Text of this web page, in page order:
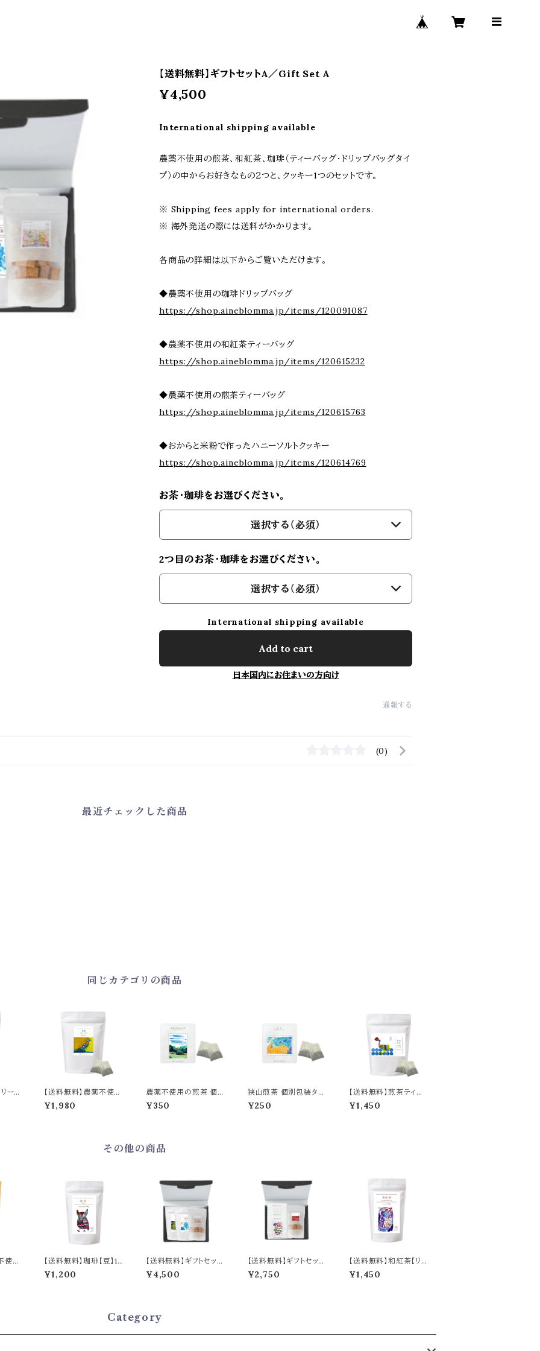
【送料無料】ギフトセットA／Gift Set A
¥4,500
International shipping available
農薬不使用の煎茶、和紅茶、珈琲（ティーバッグ・ドリップバッグタイ
プ）の中からお好きなもの２つと、クッキー1つのセットです。
※ Shipping fees apply for international orders.
※ 海外発送の際には送料がかかります。
各商品の詳細は以下からご覧いただけます。
◆農薬不使用の珈琲ドリップバッグ
https://shop.aineblomma.jp/items/120091087
◆農薬不使用の和紅茶ティーバッグ
https://shop.aineblomma.jp/items/120615232
◆農薬不使用の煎茶ティーバッグ
https://shop.aineblomma.jp/items/120615763
◆おからと米粉で作ったハニーソルトクッキー
https://shop.aineblomma.jp/items/120614769
お茶・珈琲をお選びください。
選択する（必須）
2つ目のお茶・珈琲をお選びください。
選択する（必須）
International shipping available
Add to cart
日本国内にお住まいの方向け
通報する
(0)
最近チェックした商品
同じカテゴリの商品
ー
【送料無料】農薬不使用
の煎茶ティーバッグ18個
入り／Pesticide-Free
¥1,980
農薬不使用の煎茶 個別
包装タイプ ティーバッグ
２包入り／Pesticide-F
¥350
狭山煎茶 個別包装タイ
プ ティーバッグ２包入り
／Sencha, Individual
¥250
【送料無料】煎茶ティー
バッグ18個入り／Senc
ha Tea – 18 Tea Bag
¥1,450
その他の商品
使用
【送料無料】珈琲【豆】10
0g／Coffee Beans 1
00g
¥1,200
【送料無料】ギフトセット
A／Gift Set A
¥4,500
【送料無料】ギフトセット
C／Gift Set C
¥2,750
【送料無料】和紅茶【リー
フ】90g／Japanese Bl
ack Tea Leaves 90g
¥1,450
Category